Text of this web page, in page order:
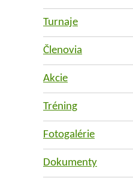
Turnaje
Členovia
Akcie
Tréning
Fotogalérie
Dokumenty